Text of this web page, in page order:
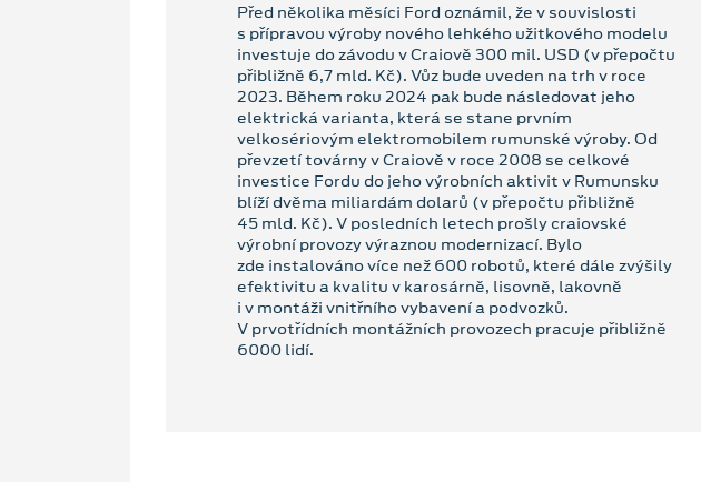
Před několika měsíci Ford oznámil, že v souvislosti
s přípravou výroby nového lehkého užitkového modelu
investuje do závodu v Craiově 300 mil. USD (v přepočtu
přibližně 6,7 mld. Kč). Vůz bude uveden na trh v roce
2023. Během roku 2024 pak bude následovat jeho
elektrická varianta, která se stane prvním
velkosériovým elektromobilem rumunské výroby. Od
převzetí továrny v Craiově v roce 2008 se celkové
investice Fordu do jeho výrobních aktivit v Rumunsku
blíží dvěma miliardám dolarů (v přepočtu přibližně
45 mld. Kč). V posledních letech prošly craiovské
výrobní provozy výraznou modernizací. Bylo
zde instalováno více než 600 robotů, které dále zvýšily
efektivitu a kvalitu v karosárně, lisovně, lakovně
i v montáži vnitřního vybavení a podvozků.
V prvotřídních montážních provozech pracuje přibližně
6000 lidí.